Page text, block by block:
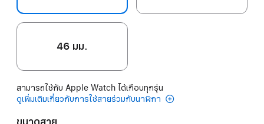
46 มม.
สามารถใช้กับ Apple Watch ได้เกือบทุกรุ่น
ดูเพิ่มเติมเกี่ยวกับการใช้สายร่วมกับนาฬิกา